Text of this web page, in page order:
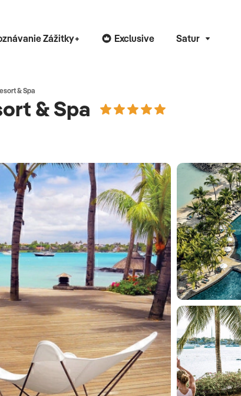
Zážitky+ Exclusive Satur
& Spa
& Spa